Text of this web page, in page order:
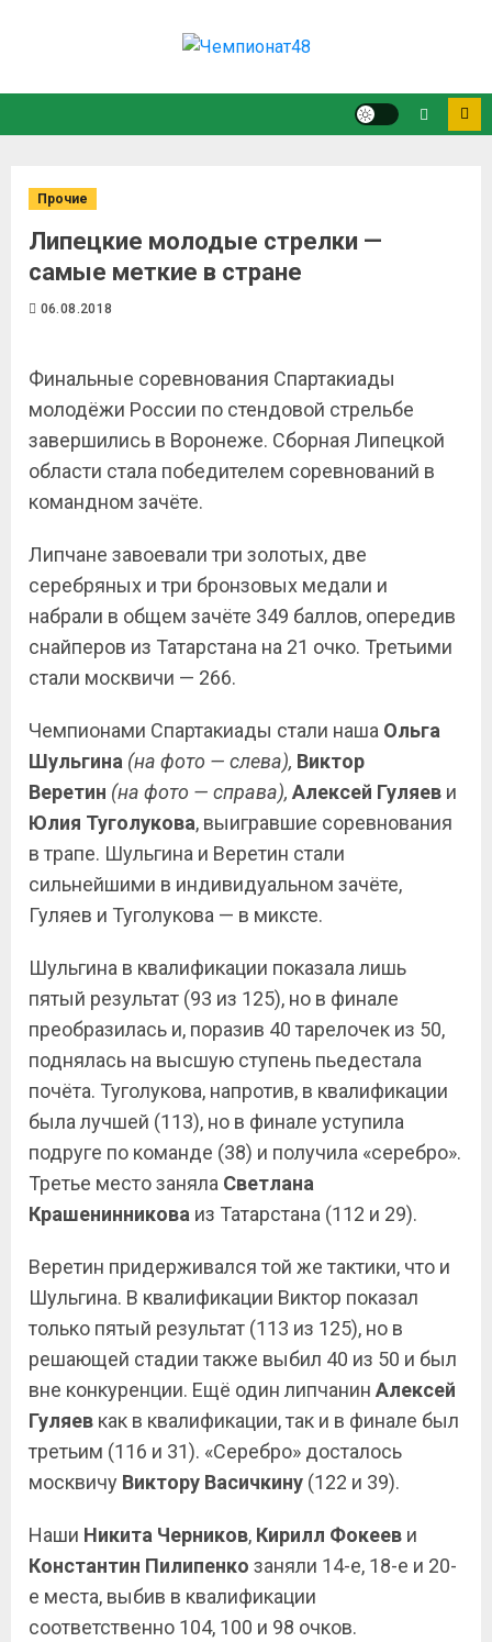
Прочие
Липецкие молодые стрелки —
самые меткие в стране
06.08.2018
Финальные соревнования Спартакиады
молодёжи России по стендовой стрельбе
завершились в Воронеже. Сборная Липецкой
области стала победителем соревнований в
командном зачёте.
Липчане завоевали три золотых, две
серебряных и три бронзовых медали и
набрали в общем зачёте 349 баллов, опередив
снайперов из Татарстана на 21 очко. Третьими
стали москвичи — 266.
Чемпионами Спартакиады стали наша Ольга
Шульгина (на фото — слева), Виктор
Веретин (на фото — справа), Алексей Гуляев и
Юлия Туголукова, выигравшие соревнования
в трапе. Шульгина и Веретин стали
сильнейшими в индивидуальном зачёте,
Гуляев и Туголукова — в миксте.
Шульгина в квалификации показала лишь
пятый результат (93 из 125), но в финале
преобразилась и, поразив 40 тарелочек из 50,
поднялась на высшую ступень пьедестала
почёта. Туголукова, напротив, в квалификации
была лучшей (113), но в финале уступила
подруге по команде (38) и получила «серебро».
Третье место заняла Светлана
Крашенинникова из Татарстана (112 и 29).
Веретин придерживался той же тактики, что и
Шульгина. В квалификации Виктор показал
только пятый результат (113 из 125), но в
решающей стадии также выбил 40 из 50 и был
вне конкуренции. Ещё один липчанин Алексей
Гуляев как в квалификации, так и в финале был
третьим (116 и 31). «Серебро» досталось
москвичу Виктору Васичкину (122 и 39).
Наши Никита Черников, Кирилл Фокеев и
Константин Пилипенко заняли 14-е, 18-е и 20-
е места, выбив в квалификации
соответственно 104, 100 и 98 очков.